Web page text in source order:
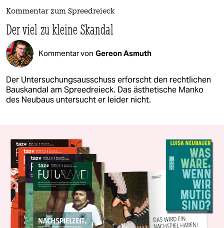
Kommentar zum Spreedreieck
Der viel zu kleine Skandal
Kommentar von Gereon Asmuth
Der Untersuchungsausschuss erforscht den rechtlichen
Bauskandal am Spreedreieck. Das ästhetische Manko
des Neubaus untersucht er leider nicht.